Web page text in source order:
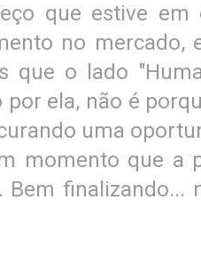
que estive em
no mercado,
que o lado
ela, não é
uma
momento que a
finalizando...